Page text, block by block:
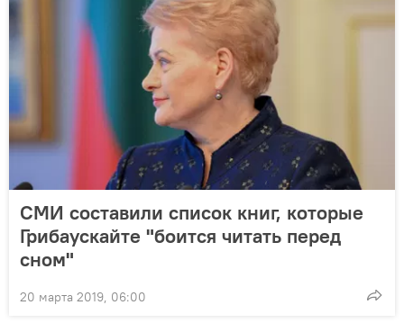
СМИ составили список книг, которые
Грибаускайте "боится читать перед
сном"
20 марта 2019, 06:00